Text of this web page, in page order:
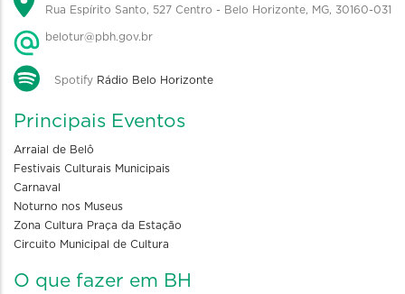
Rua Espírito Santo, 527 Centro - Belo Horizonte, MG, 30160-031
belotur@pbh.gov.br
Spotify Rádio Belo Horizonte
Principais Eventos
Arraial de Belô
Festivais Culturais Municipais
Carnaval
Noturno nos Museus
Zona Cultura Praça da Estação
Circuito Municipal de Cultura
O que fazer em BH